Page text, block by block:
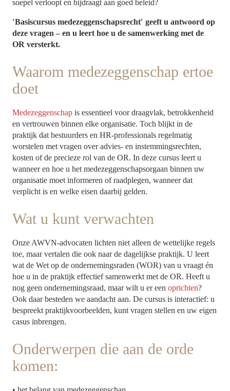
soepel verloopt en bijdraagt aan goed beleid?
′Basiscursus medezeggenschapsrecht′ geeft u antwoord op
deze vragen – en u leert hoe u de samenwerking met de
OR versterkt.
Waarom medezeggenschap ertoe
doet
Medezeggenschap is essentieel voor draagvlak, betrokkenheid
en vertrouwen binnen elke organisatie. Toch blijkt in de
praktijk dat bestuurders en HR-professionals regelmatig
worstelen met vragen over advies- en instemmingsrechten,
kosten of de precieze rol van de OR. In deze cursus leert u
wanneer en hoe u het medezeggenschapsorgaan binnen uw
organisatie moet informeren of raadplegen, wanneer dat
verplicht is en welke eisen daarbij gelden.
Wat u kunt verwachten
Onze AWVN-advocaten lichten niet alleen de wettelijke regels
toe, maar vertalen die ook naar de dagelijkse praktijk. U leert
wat de Wet op de ondernemingsraden (WOR) van u vraagt én
hoe u in de praktijk effectief samenwerkt met de OR. Heeft u
nog geen ondernemingsraad, maar wilt u er eenoprichten?
Ook daar besteden we aandacht aan. De cursus is interactief: u
bespreekt praktijkvoorbeelden, kunt vragen stellen en uw eigen
casus inbrengen.
Onderwerpen die aan de orde
komen: